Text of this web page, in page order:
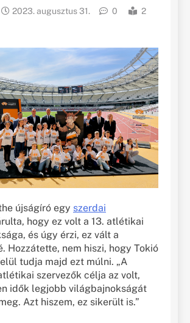
2023. augusztus 31. 0
2
újságíró egy szerdai
hogy ez volt a 13. atlétikai
és úgy érzi, ez vált a
Hozzátette, nem hiszi, hogy Tokió
tudja majd ezt múlni. „A
szervezők célja az volt,
idők legjobb világbajnokságát
Azt hiszem, ez sikerült is.”